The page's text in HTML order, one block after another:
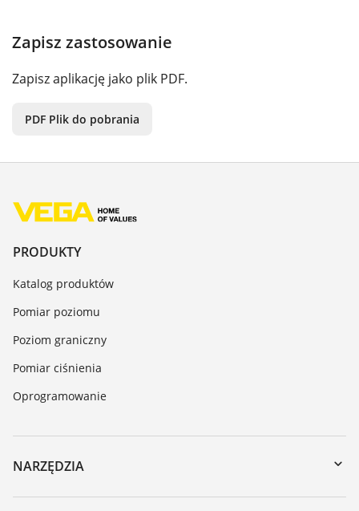
Zapisz zastosowanie
Zapisz aplikację jako plik PDF.
PDF Plik do pobrania
PRODUKTY
Katalog produktów
Pomiar poziomu
Poziom graniczny
Pomiar ciśnienia
Oprogramowanie
NARZĘDZIA
Do pobrania